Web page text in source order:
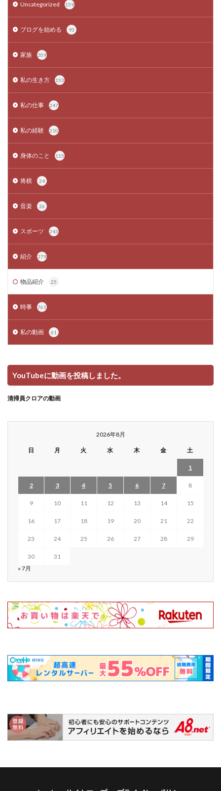
Uncategorized 159
ブログを始める 93
家族 209
私の生き方 153
私の仕事 247
私の経験 210
身体のこと 115
将棋 24
音楽 26
スポーツ 243
紹介 279
物品紹介 25
時事 761
私の動画 61
YouTubeに動画を投稿しました。
清掃員クロアの動画
2026年8月
日 月 火 水 木 金 土
1
2 3 4 5 6 7 8
9 10 11 12 13 14 15
16 17 18 19 20 21 22
23 24 25 26 27 28 29
30
31
« 7月